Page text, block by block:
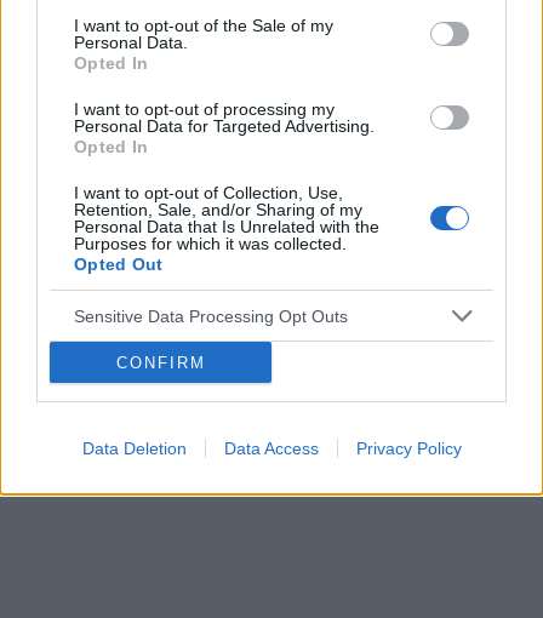
I want to opt-out of the Sale of my
Personal Data.
Opted In
I want to opt-out of processing my
Personal Data for Targeted Advertising.
Opted In
I want to opt-out of Collection, Use,
Retention, Sale, and/or Sharing of my
Personal Data that Is Unrelated with the
Purposes for which it was collected.
Opted Out
Sensitive Data Processing Opt Outs
CONFIRM
Data Deletion Data Access Privacy Policy
Tematy miesiączka ginekologia
Reklama: